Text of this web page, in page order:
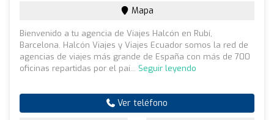
Mapa
Bienvenido a tu agencia de Viajes Halcón en Rubí,
Barcelona. Halcón Viajes y Viajes Ecuador somos la red de
agencias de viajes más grande de España con más de 700
oficinas repartidas por el paí... Seguir leyendo
Ver teléfono